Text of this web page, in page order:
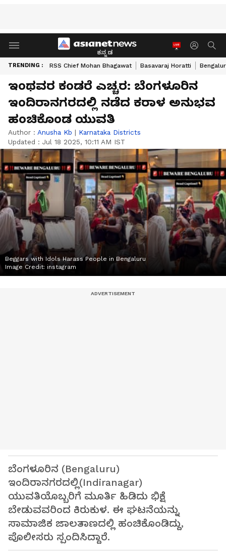
ಕನ್ನಡ
TRENDING : RSS Chief Mohan Bhagawat Basavaraj Horatti
ಇಂಥವರ ಕಂಡರೆ ಎಚ್ಚರ: ಬೆಂಗಳೂರಿನ
ಇಂದಿರಾನಗರದಲ್ಲಿ ನಡೆದ ಕರಾಳ ಅನುಭವ
ಹಂಚಿಕೊಂಡ ಯುವತಿ
Author : Anusha Kb | Karnataka Districts
Updated : Jul 18 2025, 10:11 AM IST
Beggars with Idols Harass People in Bengaluru
Image Credit: instagram
ಬೆಂಗಳೂರಿನ (Bengaluru)
ಇಂದಿರಾನಗರದಲ್ಲಿ(Indiranagar)
ಯುವತಿಯೊಬ್ಬರಿಗೆ ಮೂರ್ತಿ ಹಿಡಿದು ಭಿಕ್ಷೆ
ಬೇಡುವವರಿಂದ ಕಿರುಕುಳ. ಈ ಘಟನೆಯನ್ನು
ಸಾಮಾಜಿಕ ಜಾಲತಾಣದಲ್ಲಿ ಹಂಚಿಕೊಂಡಿದ್ದು,
ಪೊಲೀಸರು ಸ್ಪಂದಿಸಿದ್ದಾರೆ.